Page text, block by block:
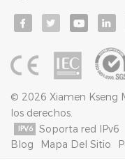
© 2026 Xiamen Kseng
los derechos.
Soporta red IPv6
Blog
Mapa Del Sitio